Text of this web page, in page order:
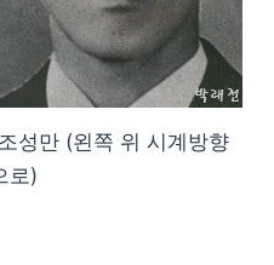
성만 (왼쪽 위 시계방향
로)